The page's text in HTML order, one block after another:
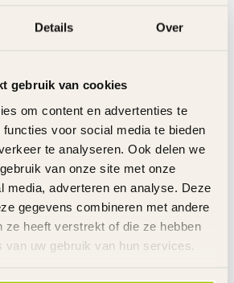
Details Over
gebruik van cookies
om content en advertenties te
voor social media te bieden
te analyseren. Ook delen we
van onze site met onze
media, adverteren en analyse. Deze
gegevens combineren met andere
ze heeft verstrekt of die ze hebben
uw gebruik van hun services.
Oversized - afgeplatte buizen
Shimano revoshift
18 - Derailleur
Handremmen voor en achter
Aluminium V-Brakes
Aluminium
Aluminium
Kunststof